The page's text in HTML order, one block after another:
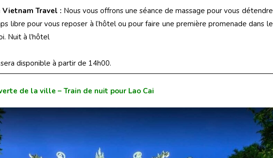
Vietnam Travel : Nous vous offrons une séance de massage pour vous détendre
libre pour vous reposer à l’hôtel ou pour faire une première promenade dans le
Nuit à l’hôtel
disponible à partir de 14h00.
de la ville – Train de nuit pour Lao Cai